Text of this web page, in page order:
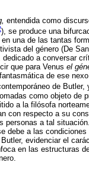
entendida como
), se produce una
una de las tantas
del género (De
a conversar
que para Venus el
de ese
de Butler,
como objeto de
a la filósofa
con respecto a su
personas a tal
debe a las
evidenciar el
en las estructuras